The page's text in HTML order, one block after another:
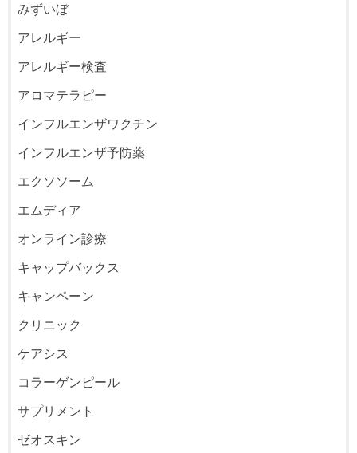
みずいぼ
アレルギー
アレルギー検査
アロマテラピー
インフルエンザワクチン
インフルエンザ予防薬
エクソソーム
エムディア
オンライン診療
キャップバックス
キャンペーン
クリニック
ケアシス
コラーゲンピール
サプリメント
ゼオスキン